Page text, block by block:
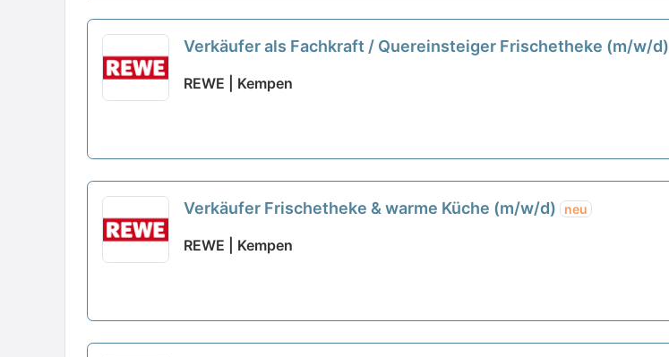
Verkäufer als Fachkraft / Quereinsteiger Frischetheke (m/w/d)
REWE | Kempen
Verkäufer Frischetheke & warme Küche (m/w/d) neu
REWE | Kempen